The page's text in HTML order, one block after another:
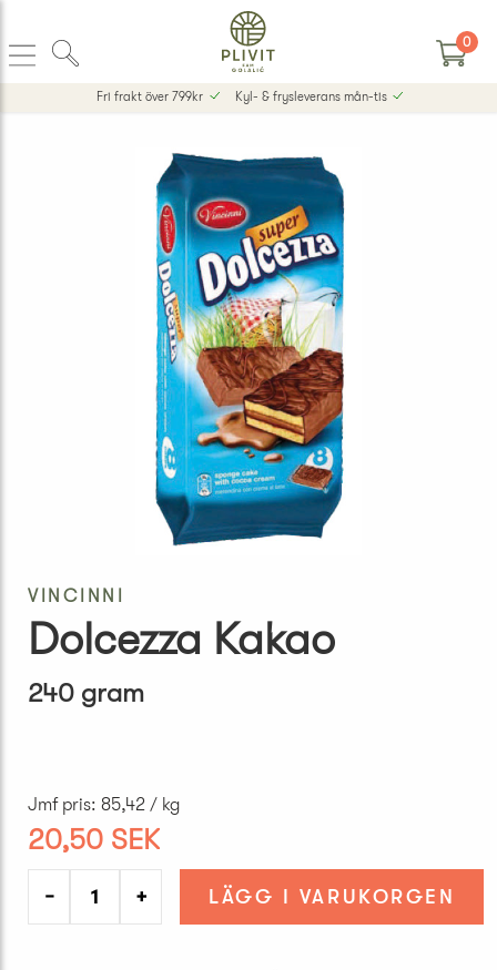
0
Fri frakt över 799kr Kyl- & frysleverans mån-tis
VINCINNI
Dolcezza Kakao
240 gram
Jmf pris: 85,42 / kg
20,50 SEK
− + LÄGG I VARUKORGEN